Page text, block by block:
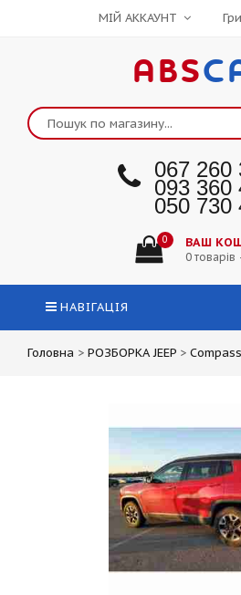
МІЙ АККАУНТ
ABS
067 260
093 360
050 730
0 ВАШ
0 товарів
НАВІГАЦІЯ
Головна > РОЗБОРКА JEEP >